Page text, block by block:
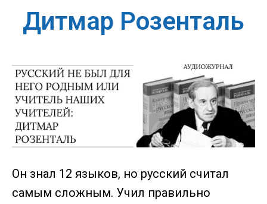
Дитмар Розенталь
Он знал 12 языков, но русский считал
самым сложным. Учил правильно